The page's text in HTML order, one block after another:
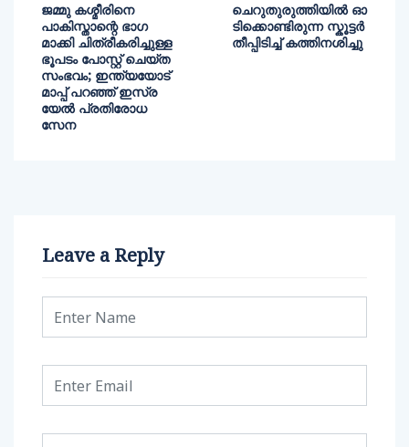
ജമ്മു കശ്മീരിനെ
പാകിസ്താന്റെ ഭാഗ
മാക്കി ചിത്രീകരിച്ചുള്ള
ഭൂപടം പോസ്റ്റ് ചെയ്ത
സംഭവം; ഇന്ത്യയോട്
മാപ്പ് പറഞ്ഞ് ഇസ്ര
യേല്‍ പ്രതിരോധ
സേന
ചെറുതുരുത്തിയിൽ ഓ
ടിക്കൊണ്ടിരുന്ന സ്കൂട്ടർ
തീപ്പിടിച്ച് കത്തിനശിച്ചു
Leave a Reply